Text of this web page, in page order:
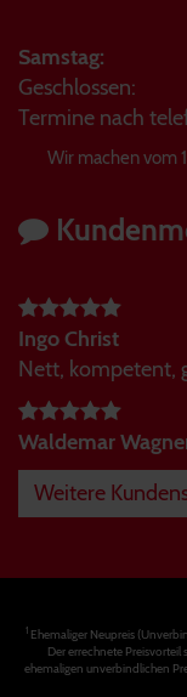
Samstag:
Geschlossen:
Termine nach
Wir machen vom
Ingo Christ
Nett, kompetent,
Waldemar
Weitere
1Ehemaliger Neupreis
Der errechnete Preisvorteil
ehemaligen unverbindlichen